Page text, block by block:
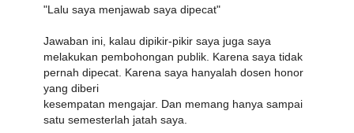
"Lalu saya menjawab saya dipecat"
Jawaban ini, kalau dipikir-pikir saya juga saya
melakukan pembohongan publik. Karena saya tidak
pernah dipecat. Karena saya hanyalah dosen honor
yang diberi
kesempatan mengajar. Dan memang hanya sampai
satu semesterlah jatah saya.